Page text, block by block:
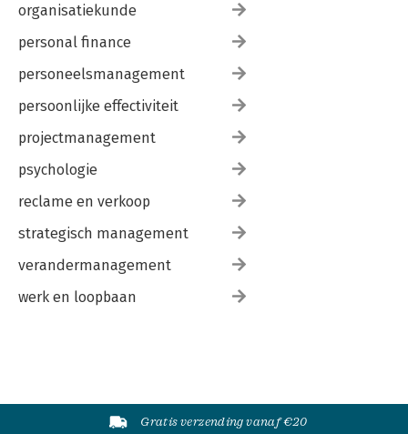
organisatiekunde
personal finance
personeelsmanagement
persoonlijke effectiviteit
projectmanagement
psychologie
reclame en verkoop
strategisch management
verandermanagement
werk en loopbaan
Gratis verzending vanaf €20